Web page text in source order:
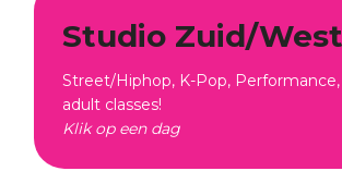
Studio Zuid/West
Street/Hiphop, K-Pop,
adult classes!
Klik op een dag